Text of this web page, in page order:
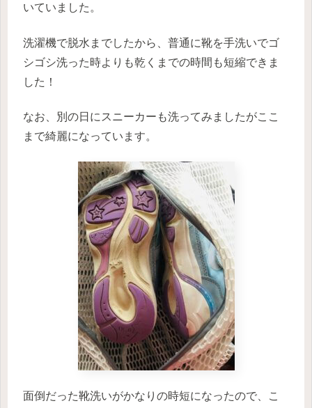
いていました。
洗濯機で脱水までしたから、普通に靴を手洗いでゴ
シゴシ洗った時よりも乾くまでの時間も短縮できま
した！
なお、別の日にスニーカーも洗ってみましたがここ
まで綺麗になっています。
面倒だった靴洗いがかなりの時短になったので、こ